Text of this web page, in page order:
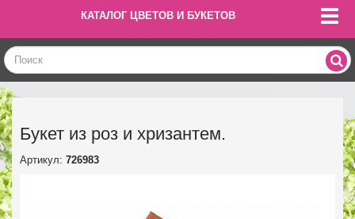
КАТАЛОГ ЦВЕТОВ И БУКЕТОВ
Букет из роз и хризантем.
Артикул: 726983